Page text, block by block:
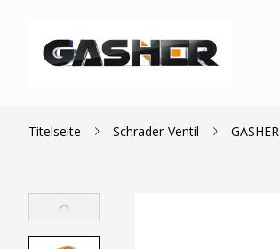
Titelseite Schrader-Ventil